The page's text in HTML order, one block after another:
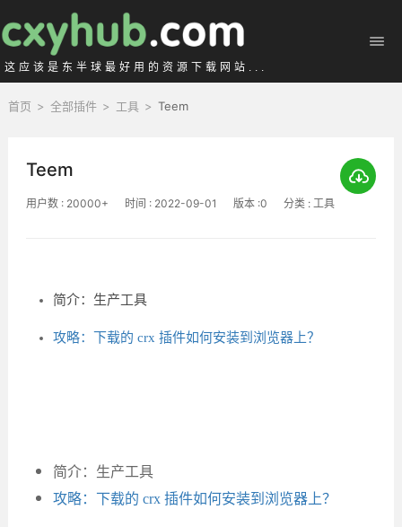
这应该是东半球最好用的资源下载网站...
首页 > 全部插件 > 工具 > Teem
Teem
用户数 : 20000+ 时间 : 2022-09-01 版本 :0 分类 : 工具
简介：生产工具
攻略：下载的 crx 插件如何安装到浏览器上？
简介：生产工具
攻略：下载的 crx 插件如何安装到浏览器上？